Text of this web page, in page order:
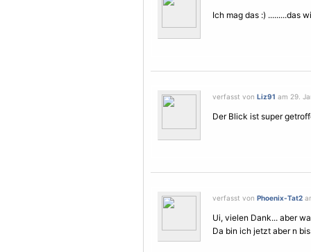
Ich mag das :) .........das
verfasst von Liz91 am 29.
Der Blick ist super
verfasst von Phoenix-Tat2
Ui, vielen Dank... aber
Da bin ich jetzt aber n